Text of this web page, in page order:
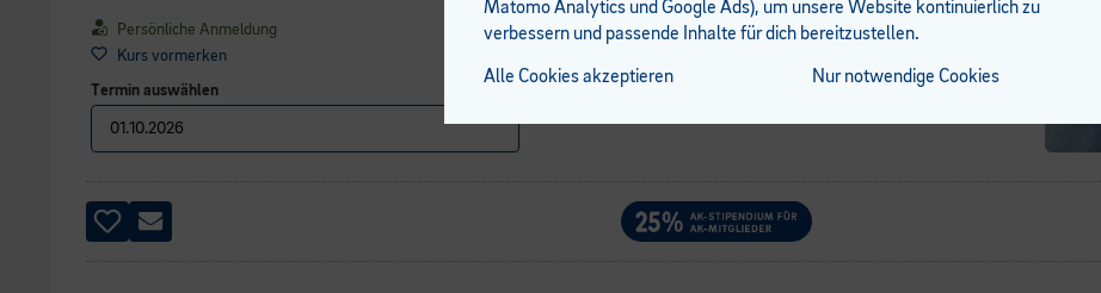
Persönliche Anmeldung
Kurs vormerken
Kursort
,
Termin auswählen
Matomo Analytics und Google Ads), um unsere Website kontinuierlich zu
verbessern und passende Inhalte für dich bereitzustellen.
Alle Cookies akzeptieren Nur notwendige Cookies